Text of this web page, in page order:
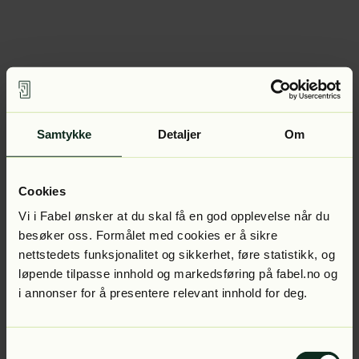
Samtykke Detaljer Om
Cookies
Vi i Fabel ønsker at du skal få en god opplevelse når du
besøker oss. Formålet med cookies er å sikre
nettstedets funksjonalitet og sikkerhet, føre statistikk, og
løpende tilpasse innhold og markedsføring på fabel.no og
i annonser for å presentere relevant innhold for deg.